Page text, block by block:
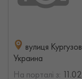
вулиця
Украина
На порталі з: